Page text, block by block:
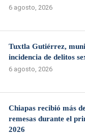
6 agosto, 2026
Tuxtla Gutiérrez,
incidencia de delitos
6 agosto, 2026
Chiapas recibió más
remesas durante el
2026